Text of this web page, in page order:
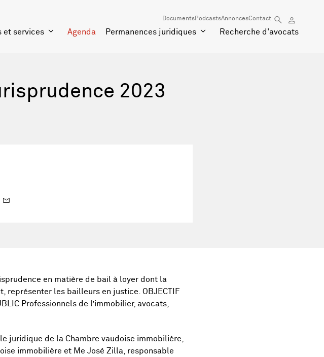
DocumentsPodcastsAnnoncesContact
et services Agenda Permanences juridiques Recherche d'avocats
2023
en matière de bail à loyer dont la
représenter les bailleurs en justice. OBJECTIF
Professionnels de l’immobilier, avocats,
juridique de la Chambre vaudoise immobilière,
immobilière et Me José Zilla, responsable